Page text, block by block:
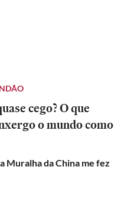
cego? O que
o mundo como
Muralha da China me fez